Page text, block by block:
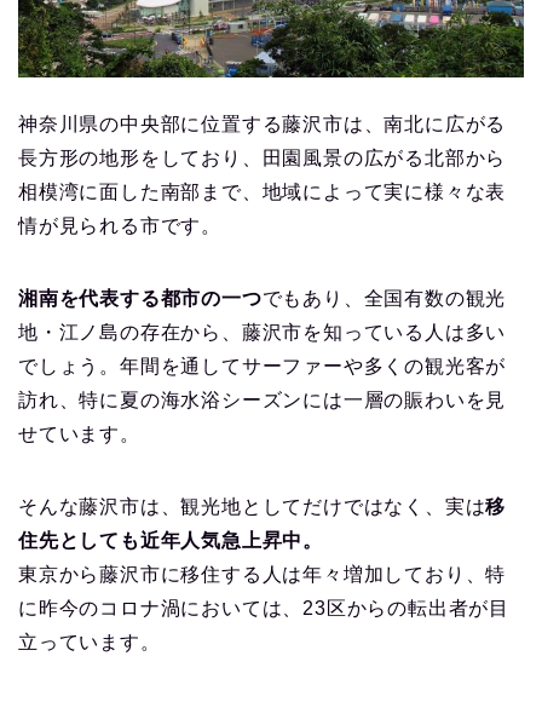
神奈川県の中央部に位置する藤沢市は、南北に広がる
長方形の地形をしており、田園風景の広がる北部から
相模湾に面した南部まで、地域によって実に様々な表
情が見られる市です。
湘南を代表する都市の一つでもあり、全国有数の観光
地・江ノ島の存在から、藤沢市を知っている人は多い
でしょう。年間を通してサーファーや多くの観光客が
訪れ、特に夏の海水浴シーズンには一層の賑わいを見
せています。
そんな藤沢市は、観光地としてだけではなく、実は移
住先としても近年人気急上昇中。
東京から藤沢市に移住する人は年々増加しており、特
に昨今のコロナ渦においては、23区からの転出者が目
立っています。